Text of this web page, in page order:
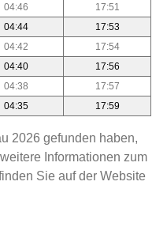
04:46
17:51
04:44
17:53
04:42
17:54
04:40
17:56
04:38
17:57
04:35 17:59
2026 gefunden haben,
Informationen zum
Sie auf der Website